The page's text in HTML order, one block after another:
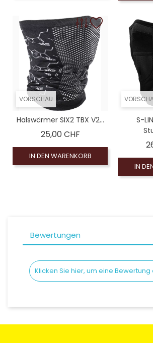
VORSCHAU
Halswärmer SIX2 TBX V2...
25,00 CHFPreis
IN DEN WARENKORB
S-
IN
Bewertungen
Klicken Sie hier, um eine